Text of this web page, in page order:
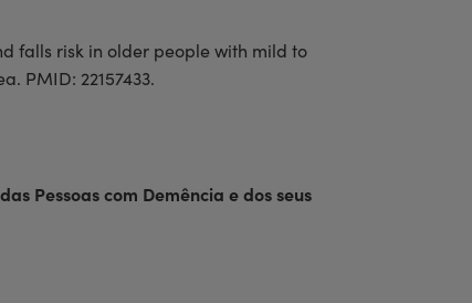
falls risk in older people with mild to
PMID: 22157433.
Pessoas com Demência e dos seus